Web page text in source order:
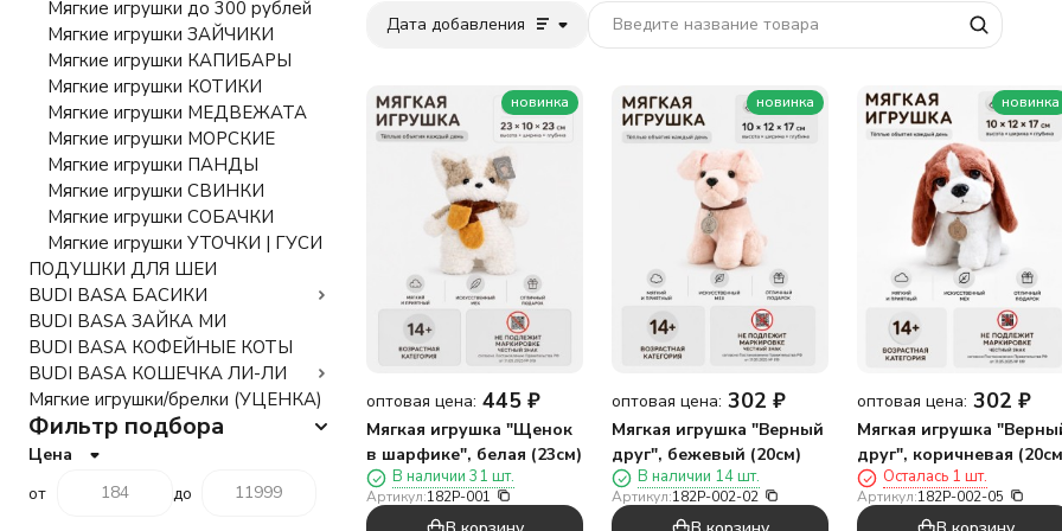
Дата добавления
новинка
оптовая цена: 445 ₽
Мягкая игрушка "Щенок
в шарфике", белая (23см)
В наличии 31 шт.
Артикул:182P-001
новинка
оптовая цена: 302 ₽
Мягкая игрушка "Верный
друг", бежевый (20см)
В наличии 14 шт.
Артикул:182P-002-02
новинка
оптовая цена: 302 ₽
Мягкая игрушка
друг", коричневая
Осталась 1 шт.
Артикул:182P-002-05
Мягкие игрушки до 300 рублей
Мягкие игрушки ЗАЙЧИКИ
Мягкие игрушки КАПИБАРЫ
Мягкие игрушки КОТИКИ
Мягкие игрушки МЕДВЕЖАТА
Мягкие игрушки МОРСКИЕ
Мягкие игрушки ПАНДЫ
Мягкие игрушки СВИНКИ
Мягкие игрушки СОБАЧКИ
Мягкие игрушки УТОЧКИ | ГУСИ
ПОДУШКИ ДЛЯ ШЕИ
BUDI BASA БАСИКИ
BUDI BASA ЗАЙКА МИ
BUDI BASA КОФЕЙНЫЕ КОТЫ
BUDI BASA КОШЕЧКА ЛИ-ЛИ
Мягкие игрушки/брелки (УЦЕНКА)
Фильтр подбора
Цена
от
до